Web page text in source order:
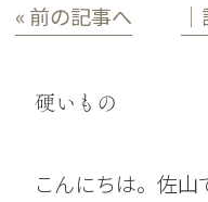
« 前の記事へ │
硬いもの
こんにちは。佐